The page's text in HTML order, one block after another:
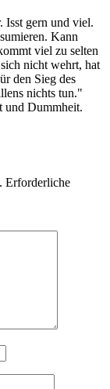
Isst gern und viel.
Kann
viel zu selten
nicht wehrt, hat
den Sieg des
nichts tun."
und Dummheit.
Erforderliche